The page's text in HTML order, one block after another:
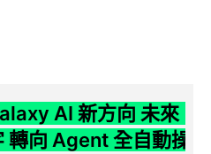
AI 新方向 未來
轉向 Agent 全自動操